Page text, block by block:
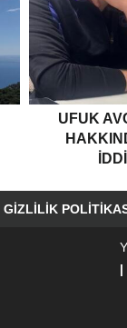
UFUK
GIZLILIK
|